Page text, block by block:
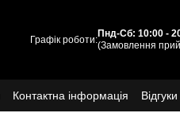
Графік роботи:
Пнд-Сб: 10:00 -
(Замовлення
Контактна інформація